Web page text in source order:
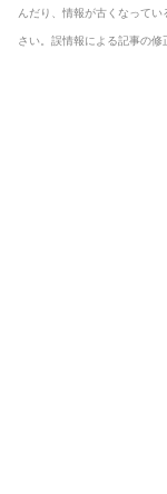
んだり、情報が古くなって
さい。誤情報による記事の修